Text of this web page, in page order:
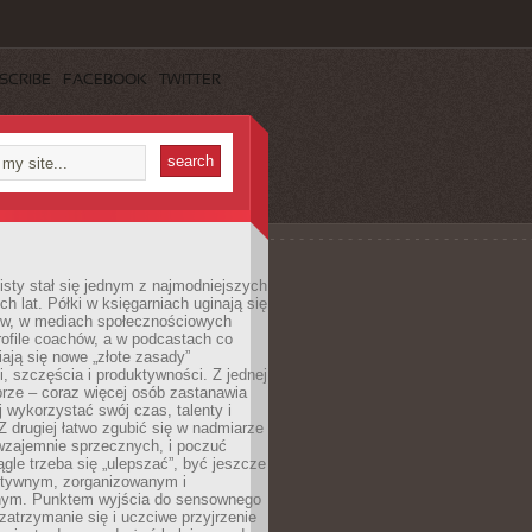
FACEBOOK TWITTER
stał się jednym z najmodniejszych
lat. Półki w księgarniach uginają się
w mediach społecznościowych
coachów, a w podcastach co
się nowe „złote zasady”
szczęścia i produktywności. Z jednej
– coraz więcej osób zastanawia
wykorzystać swój czas, talenty i
drugiej łatwo zgubić się w nadmiarze
sprzecznych, i poczuć
trzeba się „ulepszać”, być jeszcze
zorganizowanym i
Punktem wyjścia do sensownego
się i uczciwe przyjrzenie